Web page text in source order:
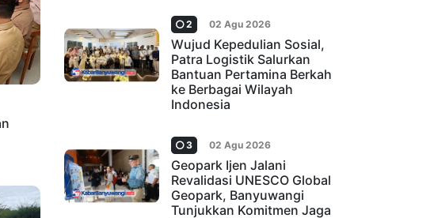
2 02 Agu 2026
Wujud Kepedulian Sosial,
Patra Logistik Salurkan
Bantuan Pertamina Berkah
ke Berbagai Wilayah
Indonesia
3 02 Agu 2026
Geopark Ijen Jalani
Revalidasi UNESCO Global
Geopark, Banyuwangi
Tunjukkan Komitmen Jaga